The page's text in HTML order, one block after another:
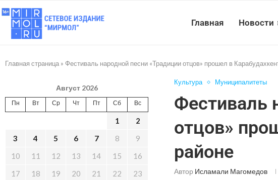
Главная Новости
Главная страница » Фестиваль народной песни «Традиции отцов» прошел в
Культура Муниципалитеты
Фестиваль
отцов»
районе
Автор Исламали Магомедов
Август 2026
Пн Вт Ср Чт Пт Сб Вс
1
2
3
4 5 6 7 8
9
10
11 12 13 14 15
16
17
18 19 20 21 22
23